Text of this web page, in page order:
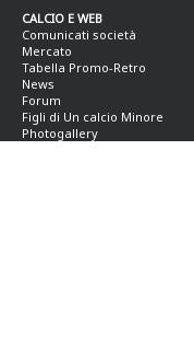
CALCIO E WEB
Comunicati società
Mercato
Tabella Promo-Retro
News
Forum
Figli di Un calcio Minore
Photogallery